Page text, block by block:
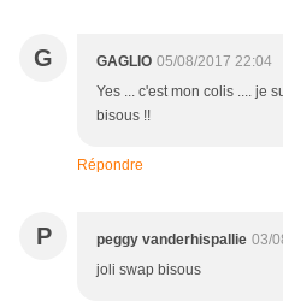
G GAGLIO 05/08/2017 22:04
Yes ... c'est mon colis .... je
bisous !!
Répondre
P peggy vanderhispallie 03/
joli swap bisous